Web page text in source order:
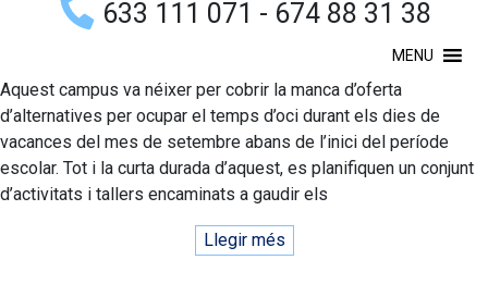
633 111 071 - 674 88 31 38
MENU
Aquest campus va néixer per cobrir la manca d’oferta
d’alternatives per ocupar el temps d’oci durant els dies de
vacances del mes de setembre abans de l’inici del període
escolar. Tot i la curta durada d’aquest, es planifiquen un conjunt
d’activitats i tallers encaminats a gaudir els
Llegir més